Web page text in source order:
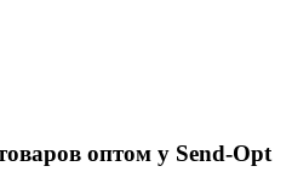
оптом у Send-Opt